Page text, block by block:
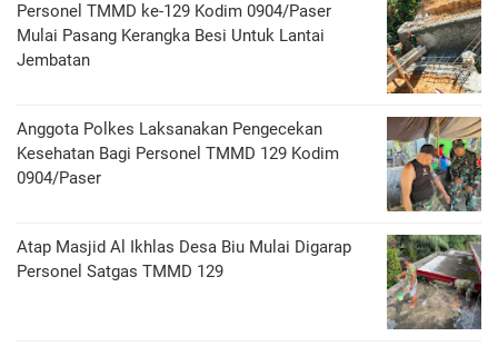
Personel TMMD ke-129 Kodim 0904/Paser
Mulai Pasang Kerangka Besi Untuk Lantai
Jembatan
Anggota Polkes Laksanakan Pengecekan
Kesehatan Bagi Personel TMMD 129 Kodim
0904/Paser
Atap Masjid Al Ikhlas Desa Biu Mulai Digarap
Personel Satgas TMMD 129